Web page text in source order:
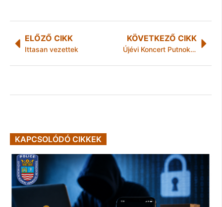
ELŐZŐ CIKK
Ittasan vezettek
KÖVETKEZŐ CIKK
Újévi Koncert Putnokon
KAPCSOLÓDÓ CIKKEK